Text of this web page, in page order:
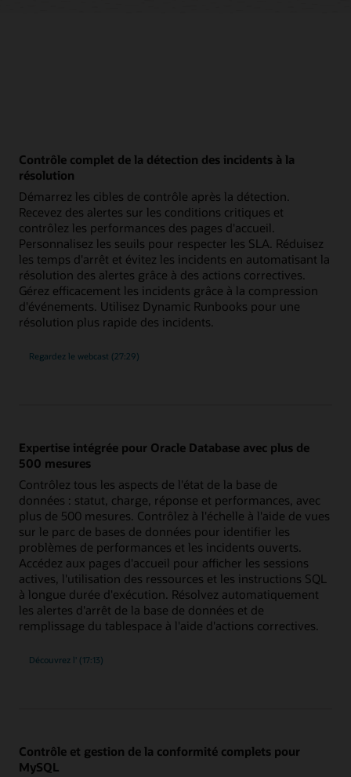
Contrôle complet de la détection des incidents à la
résolution
Démarrez les cibles de contrôle après la détection.
Recevez des alertes sur les conditions critiques et
contrôlez les performances des pages d'accueil.
Personnalisez les seuils pour respecter les SLA. Réduisez
les temps d'arrêt et évitez les incidents en automatisant la
résolution des alertes grâce à des actions correctives.
Gérez efficacement les incidents grâce à la compression
d'événements. Utilisez Dynamic Runbooks pour une
résolution plus rapide des incidents.
Regardez le webcast
complet
(27:29)
Expertise intégrée pour Oracle Database avec plus de
500 mesures
Contrôlez tous les aspects de l'état de la base de
données : statut, charge, réponse et performances, avec
plus de 500 mesures. Contrôlez à l'échelle à l'aide de vues
sur le parc de bases de données pour identifier les
problèmes de performances et les incidents ouverts.
Accédez aux pages d'accueil pour afficher les sessions
actives, l'utilisation des ressources et les instructions SQL
à longue durée d'exécution. Résolvez automatiquement
les alertes d'arrêt de la base de données et de
remplissage du tablespace à l'aide d'actions correctives.
Découvrez l'
intégrée
(17:13)
Contrôle et gestion de la conformité complets pour
MySQL